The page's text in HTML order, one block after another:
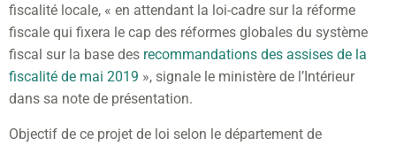
fiscalité locale, « en attendant la loi-cadre sur la réforme
fiscale qui fixera le cap des réformes globales du système
fiscal sur la base des recommandations des assises de la
fiscalité de mai 2019 », signale le ministère de l’Intérieur
dans sa note de présentation.
Objectif de ce projet de loi selon le département de